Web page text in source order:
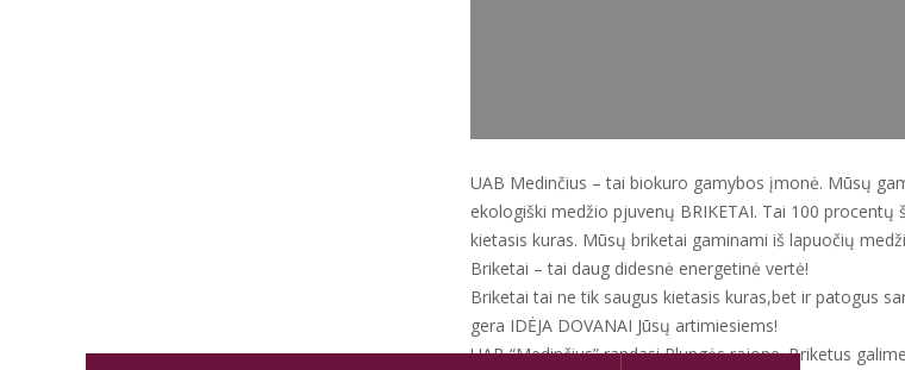
UAB Medinčius – tai biokuro gamybos įmonė. Mūsų
ekologiški medžio pjuvenų BRIKETAI. Tai 100 procentų
kietasis kuras. Mūsų briketai gaminami iš lapuočių
Briketai – tai daug didesnė energetinė vertė!
Briketai tai ne tik saugus kietasis kuras,bet ir patogus
gera IDĖJA DOVANAI Jūsų artimiesiems!
UAB “Medinčius” randasi Plungės rajone. Briketus